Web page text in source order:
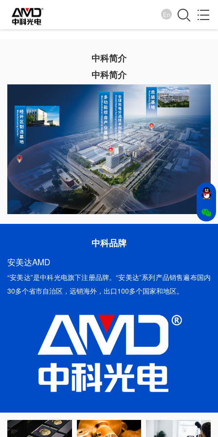
En
中科概况
诚纳百川 信取天下
中科简介
中科简介
中科品牌
安美达AMD
“安美达”是中科光电旗下注册品牌。“安美达”系列产品销售遍布国内
30多个省市自治区，远销海外，出口100多个国家和地区。